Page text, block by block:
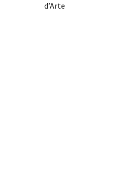
d’Arte